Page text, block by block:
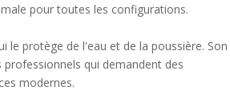
pour toutes les configurations.
le protège de l'eau et de la poussière. Son
qui demandent des
modernes.